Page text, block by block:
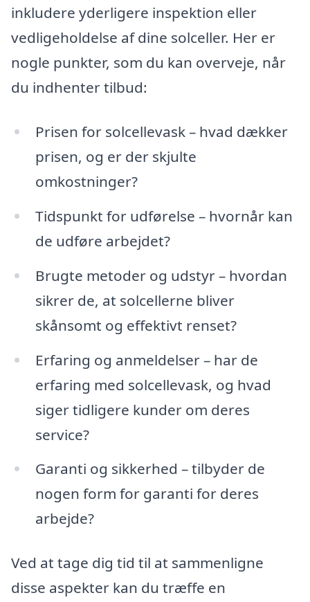
inkludere yderligere inspektion eller
vedligeholdelse af dine solceller. Her er
nogle punkter, som du kan overveje, når
du indhenter tilbud:
Prisen for solcellevask – hvad dækker
prisen, og er der skjulte
omkostninger?
Tidspunkt for udførelse – hvornår kan
de udføre arbejdet?
Brugte metoder og udstyr – hvordan
sikrer de, at solcellerne bliver
skånsomt og effektivt renset?
Erfaring og anmeldelser – har de
erfaring med solcellevask, og hvad
siger tidligere kunder om deres
service?
Garanti og sikkerhed – tilbyder de
nogen form for garanti for deres
arbejde?
Ved at tage dig tid til at sammenligne
disse aspekter kan du træffe en